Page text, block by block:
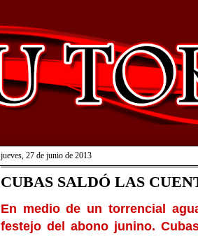
jueves, 27 de junio de 2013
CUBAS SALDÓ LAS
En medio de un torrencial
festejo del abono junino.